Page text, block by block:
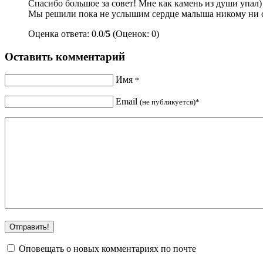
Спасибо большое за совет! Мне как камень из души упал)
Мы решили пока не услышим сердце малыша никому ни
Оценка ответа: 0.0/5 (Оценок: 0)
Оставить комментарий
Имя *
Email (не публикуется)*
Оповещать о новых комментариях по почте